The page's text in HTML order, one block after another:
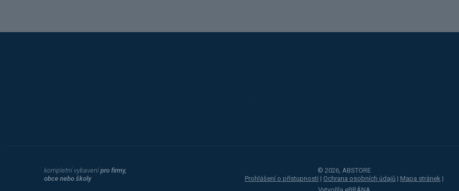
kompletní vybavenípro firmy,
obce nebo školy
© 2026, ABSTORE
Prohlášení o přístupnosti | Ochrana osobních údajů | Mapa stránek |